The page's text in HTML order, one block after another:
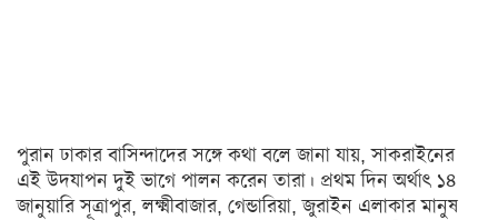
লাইফস্টাইল
স্বাস্থ্য
পুরান ঢাকার বাসিন্দাদের সঙ্গে কথা বলে জানা যায়, সাকরাইনের
এই উদযাপন দুই ভাগে পালন করেন তারা। প্রথম দিন অর্থাৎ ১৪
জানুয়ারি সূত্রাপুর, লক্ষ্মীবাজার, গেন্ডারিয়া, জুরাইন এলাকার মানুষ